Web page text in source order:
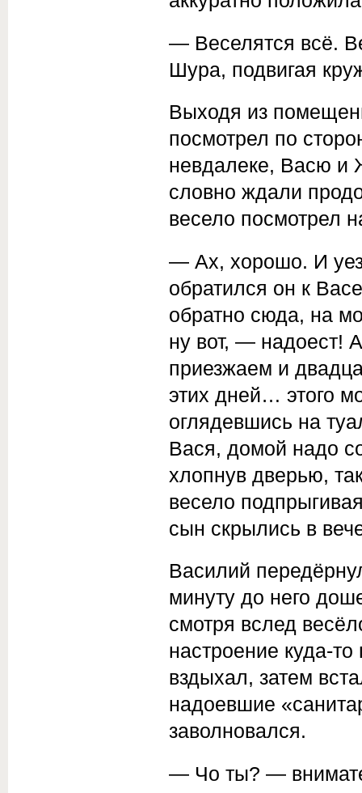
— Веселятся всё.
Шура, подвигая
Выходя из
посмотрел по
невдалеке, Васю и
словно ждали
весело посмотрел
— Ах, хорошо. И
обратился он к
обратно сюда, на
ну вот, — надоест!
приезжаем и
этих дней… этого
оглядевшись на
Вася, домой надо
хлопнув дверью,
весело
сын скрылись в
Василий
минуту до него
смотря вслед
настроение куда-
вздыхал, затем
надоевшие
заволновался.
— Чо ты? —